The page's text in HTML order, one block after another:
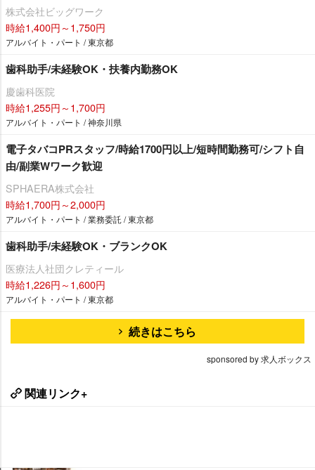
株式会社ビッグワーク
時給1,400円～1,750円
アルバイト・パート / 東京都
歯科助手/未経験OK・扶養内勤務OK
慶歯科医院
時給1,255円～1,700円
アルバイト・パート / 神奈川県
電子タバコPRスタッフ/時給1700円以上/短時間勤務可/シフト自
由/副業Wワーク歓迎
SPHAERA株式会社
時給1,700円～2,000円
アルバイト・パート / 業務委託 / 東京都
歯科助手/未経験OK・ブランクOK
医療法人社団クレティール
時給1,226円～1,600円
アルバイト・パート / 東京都
続きはこちら
sponsored by 求人ボックス
関連リンク+